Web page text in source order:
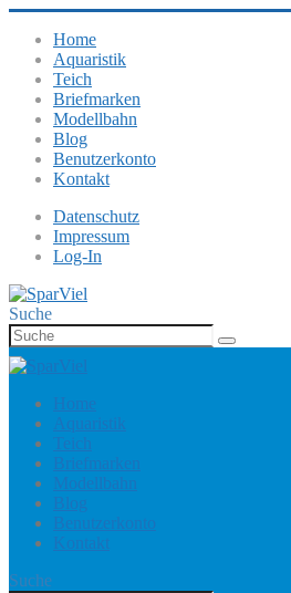
Home
Aquaristik
Teich
Briefmarken
Modellbahn
Blog
Benutzerkonto
Kontakt
Datenschutz
Impressum
Log-In
Suche
Home
Aquaristik
Teich
Briefmarken
Modellbahn
Blog
Benutzerkonto
Kontakt
Suche